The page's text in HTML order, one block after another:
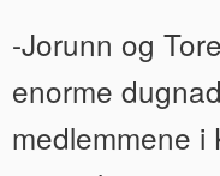
-Jorunn og
enorme
medlemmene i